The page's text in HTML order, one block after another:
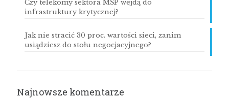
Czy telekomy sektora MŚP wejdą do
infrastruktury krytycznej?
Jak nie stracić 30 proc. wartości sieci, zanim
usiądziesz do stołu negocjacyjnego?
Najnowsze komentarze